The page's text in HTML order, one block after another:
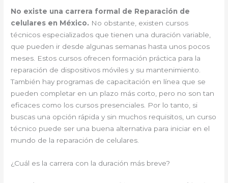
No existe una carrera formal de Reparación de
celulares en México. No obstante, existen cursos
técnicos especializados que tienen una duración variable,
que pueden ir desde algunas semanas hasta unos pocos
meses. Estos cursos ofrecen formación práctica para la
reparación de dispositivos móviles y su mantenimiento.
También hay programas de capacitación en línea que se
pueden completar en un plazo más corto, pero no son tan
eficaces como los cursos presenciales. Por lo tanto, si
buscas una opción rápida y sin muchos requisitos, un curso
técnico puede ser una buena alternativa para iniciar en el
mundo de la reparación de celulares.
¿Cuál es la carrera con la duración más breve?